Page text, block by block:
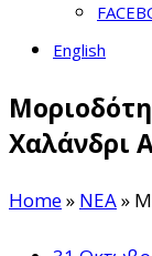
English
Χαλάνδρι
Home» ΝΕΑ»